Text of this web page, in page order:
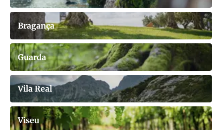
Bragança
Guarda
Vila Real
Viseu